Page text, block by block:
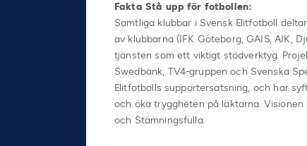
Fakta Stå upp för fotbollen:
Samtliga klubbar i Svensk Elitfotboll
av klubbarna (IFK Göteborg, GAIS, AIK,
tjänsten som ett viktigt stödverktyg.
Swedbank, TV4-gruppen och Svenska
Elitfotbolls supportersatsning, och har
och öka tryggheten på läktarna.
och Stämningsfulla.